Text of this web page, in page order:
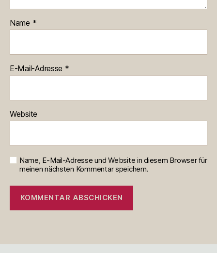
Name *
E-Mail-Adresse *
Website
Name, E-Mail-Adresse und Website in diesem Browser für
meinen nächsten Kommentar speichern.